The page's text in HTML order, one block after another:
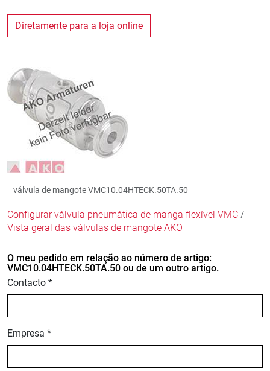
Diretamente para a loja online
válvula de mangote VMC10.04HTECK.50TA.50
Configurar válvula pneumática de manga flexível VMC /
Vista geral das válvulas de mangote AKO
O meu pedido em relação ao número de artigo:
VMC10.04HTECK.50TA.50 ou de um outro artigo.
Contacto *
Empresa *